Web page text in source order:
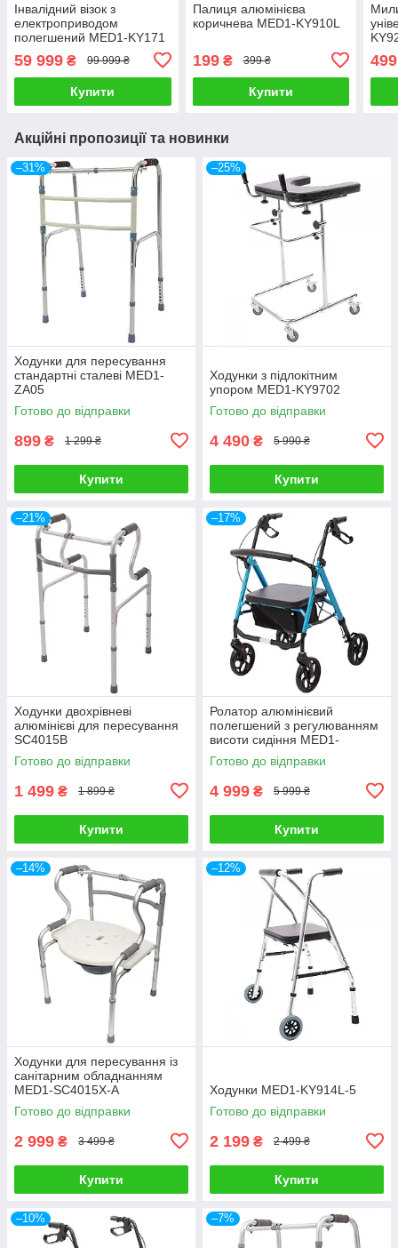
Інвалідний візок з
електроприводом
полегшений MED1-KY171
59 999 ₴ 99 999 ₴
Купити
Палиця алюмінієва
коричнева MED1-KY910L
199₴ 399 ₴
Купити
499
Акційні пропозиції та новинки
–31%
Ходунки для пересування
стандартні сталеві MED1-
ZA05
Готово до відправки
899 ₴ 1 299 ₴
Купити
–25%
Ходунки з підлокітним
упором MED1-KY9702
Готово до відправки
4 490 ₴ 5 990 ₴
Купити
–21%
Ходунки двохрівневі
алюмінієві для пересування
SC4015B
Готово до відправки
1 499 ₴ 1 899 ₴
Купити
–17%
Ролатор алюмінієвий
полегшений з регулюванням
висоти сидіння MED1-
KY9158L-8
Готово до відправки
4 999 ₴ 5 999 ₴
Купити
–14%
Ходунки для пересування із
санітарним обладнанням
MED1-SC4015X-A
Готово до відправки
2 999 ₴ 3 499 ₴
Купити
–12%
Ходунки MED1-KY914L-5
Готово до відправки
2 199 ₴ 2 499 ₴
Купити
–10% –7%